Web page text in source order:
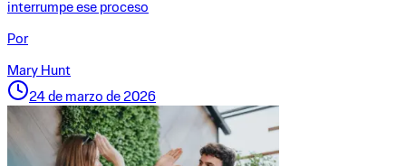
interrumpe ese proceso
Por
Mary Hunt
24 de marzo de 2026